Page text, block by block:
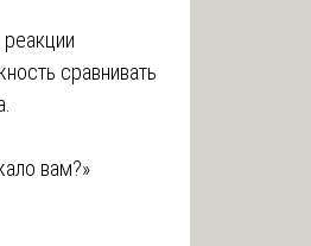
сравнивать
вам?»